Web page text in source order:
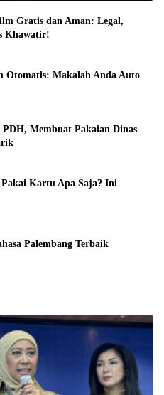
Gratis dan Aman: Legal,
Khawatir!
Otomatis: Makalah Anda Auto
Membuat Pakaian Dinas
Kartu Apa Saja? Ini
Palembang Terbaik